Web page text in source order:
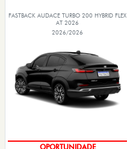
FASTBACK AUDACE TURBO 200 HYBRID FLEX
AT 2026
2026/2026
OPORTUNIDADE